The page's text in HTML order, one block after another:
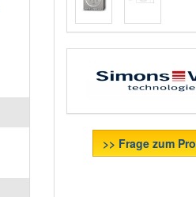
>> Frage zum